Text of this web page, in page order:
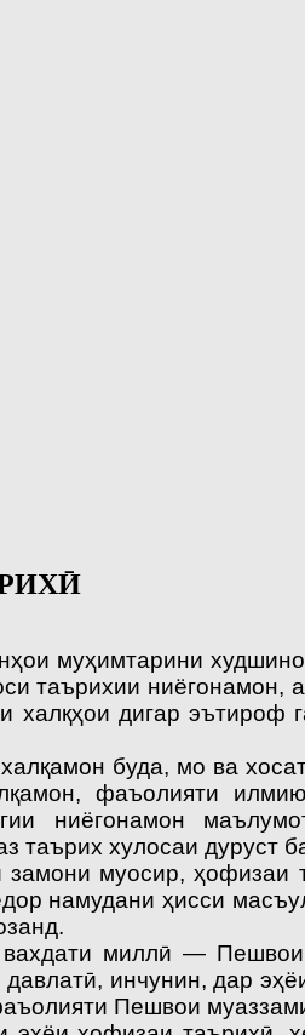
муҳимтарини
таърихии ниёгонамон,
халқҳои дигар
буда, мо ва
фаъолияти
ниёгонамон
хулосаи дуруст
муосир, ҳофизаи
намудани ҳисси
миллӣ — Пешвои
инчунин, дар
Пешвои